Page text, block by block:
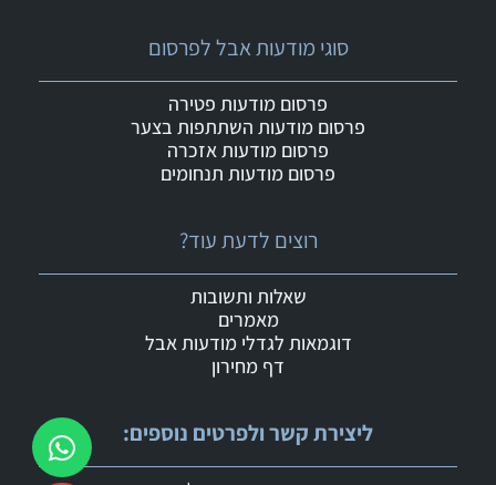
ליצירת קשר ולפרטים נוספים:
רוצים לדעת עוד?
שאלות ותשובות
מאמרים
דוגמאות לגדלי מודעות אבל
דף מחירון
סוגי מודעות אבל לפרסום
פרסום מודעות פטירה
פרסום מודעות השתתפות בצער
פרסום מודעות אזכרה
פרסום מודעות תנחומים